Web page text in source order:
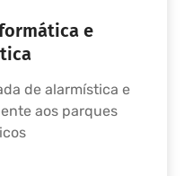
e
de alarmística e
aos parques